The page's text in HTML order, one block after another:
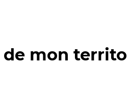
mon